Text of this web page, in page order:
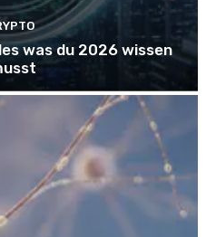
was du 2026 wissen